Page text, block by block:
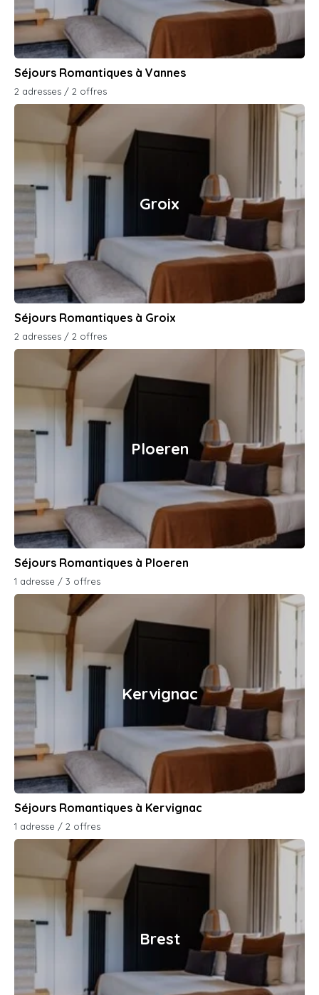
Séjours Romantiques à Vannes
2 adresses / 2 offres
Groix
Séjours Romantiques à Groix
2 adresses / 2 offres
Ploeren
Séjours Romantiques à Ploeren
1 adresse / 3 offres
Kervignac
Séjours Romantiques à Kervignac
1 adresse / 2 offres
Brest